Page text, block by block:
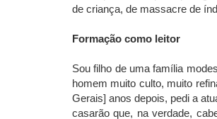
de criança, de massacre de
Formação como leitor
Sou filho de uma família
homem muito culto, muito
Gerais] anos depois, pedi a
casarão que, na verdade,